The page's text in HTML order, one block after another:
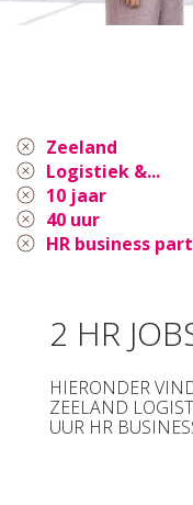
Zeeland
Logistiek &...
10 jaar
40 uur
HR business
2 HR
HIERONDER
ZEELAND
UUR HR